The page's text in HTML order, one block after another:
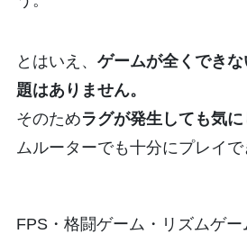
とはいえ、 ゲームが全くでき
題はありません。
そのためラグが発生しても気
ムルーターでも十分にプレイで
FPS・格闘ゲーム・リズムゲー